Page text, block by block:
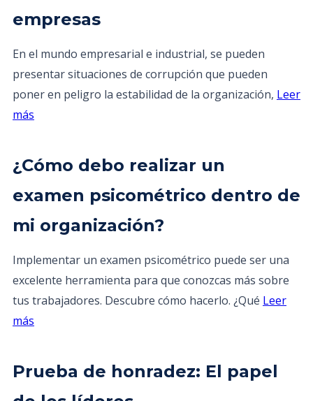
empresas
En el mundo empresarial e industrial, se pueden
presentar situaciones de corrupción que pueden
poner en peligro la estabilidad de la organización, Leer
más
¿Cómo debo realizar un
examen psicométrico dentro de
mi organización?
Implementar un examen psicométrico puede ser una
excelente herramienta para que conozcas más sobre
tus trabajadores. Descubre cómo hacerlo. ¿Qué Leer
más
Prueba de honradez: El papel